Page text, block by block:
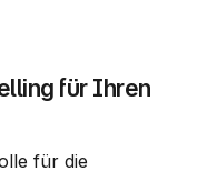
für Ihren